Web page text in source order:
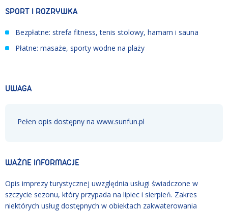
SPORT I ROZRYWKA
Bezpłatne: strefa fitness, tenis stolowy, hamam i sauna
Płatne: masaże, sporty wodne na plaży
UWAGA
Pełen opis dostępny na www.sunfun.pl
WAŻNE INFORMACJE
Opis imprezy turystycznej uwzględnia usługi świadczone w
szczycie sezonu, który przypada na lipiec i sierpień. Zakres
niektórych usług dostępnych w obiektach zakwaterowania